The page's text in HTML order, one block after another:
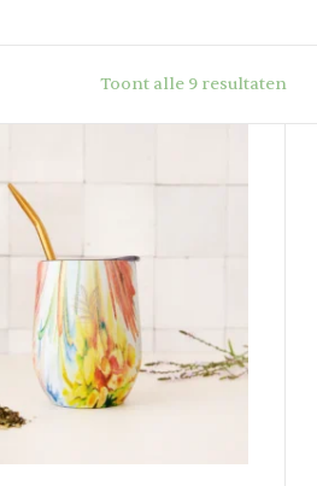
Toont alle 9 resultaten